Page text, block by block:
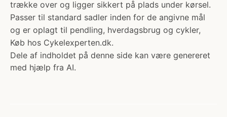
trække over og ligger sikkert på plads under kørsel.
Passer til standard sadler inden for de angivne mål
og er oplagt til pendling, hverdagsbrug og cykler,
Køb hos Cykelexperten.dk.
Dele af indholdet på denne side kan være genereret
med hjælp fra AI.